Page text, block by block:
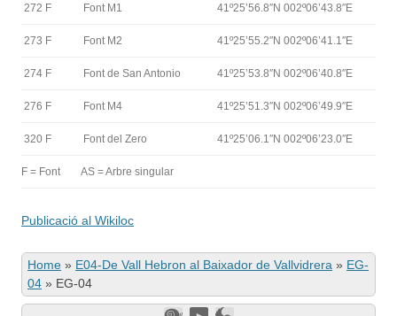
272 F Font M1 41º25’56.8″N 002º06’43.8″E
273 F Font M2 41º25’55.2″N 002º06’41.1″E
274 F Font de San Antonio 41º25’53.8″N 002º06’40.8″E
276 F Font M4 41º25’51.3″N 002º06’49.9″E
320 F Font del Zero 41º25’06.1″N 002º06’23.0″E
F = Font AS = Arbre singular
Publicació al Wikiloc
Home » E04-De Vall Hebron al Baixador de Vallvidrera » EG-
04 » EG-04